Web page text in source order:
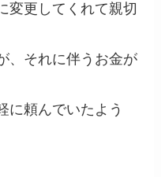
変更してくれて親切
、それに伴うお金が
に頼んでいたよう